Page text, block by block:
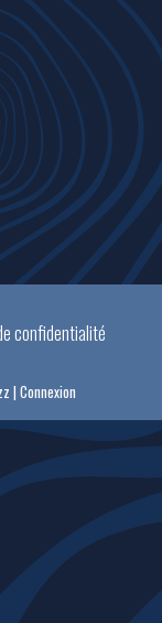
confidentialité
| Connexion